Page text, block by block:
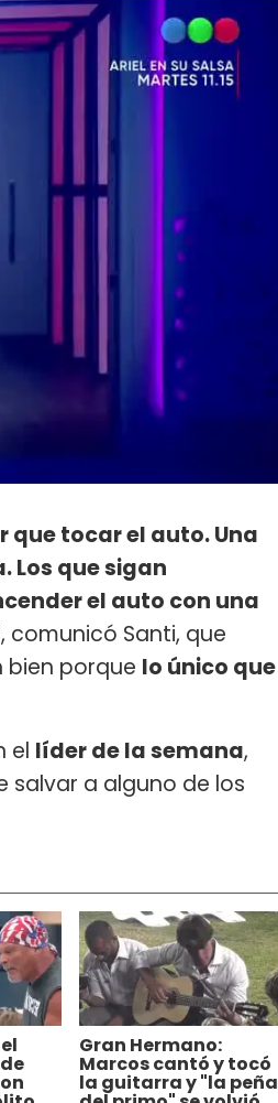
que tocar el auto. Una
Los que sigan
el auto con una
, comunicó Santi, que
bien porque lo único que
el líder de la semana,
salvar a alguno de los
Gran Hermano:
Marcos cantó y tocó
la guitarra y "la peña